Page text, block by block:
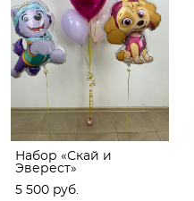
Набор «Скай и
Эверест»
5 500 pуб.